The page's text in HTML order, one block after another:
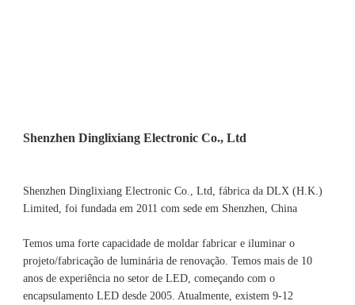
Shenzhen Dinglixiang Electronic Co., Ltd, fábrica da DLX (H.K.)
Limited, foi fundada em 2011 com sede em Shenzhen, China
Temos uma forte capacidade de moldar fabricar e iluminar o
projeto/fabricação de luminária de renovação. Temos mais de 10
anos de experiência no setor de LED, começando com o
encapsulamento LED desde 2005. Atualmente, existem 9-12